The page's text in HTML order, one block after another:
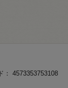
： 4573353753108